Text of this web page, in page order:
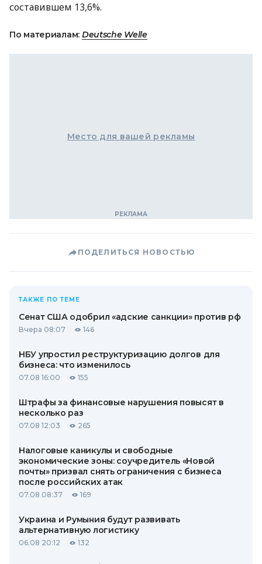
составившем 13,6%.
По материалам: Deutsche Welle
Место для вашей рекламы
ПОДЕЛИТЬСЯ НОВОСТЬЮ
ТАКЖЕ ПО ТЕМЕ
Сенат США одобрил «адские санкции» против рф
Вчера 08:07 146
НБУ упростил реструктуризацию долгов для
бизнеса: что изменилось
07.08 16:00 155
Штрафы за финансовые нарушения повысят в
несколько раз
07.08 12:03 265
Налоговые каникулы и свободные
экономические зоны: соучредитель «Новой
почты» призвал снять ограничения с бизнеса
после российских атак
07.08 08:37 169
Украина и Румыния будут развивать
альтернативную логистику
06.08 20:12 132